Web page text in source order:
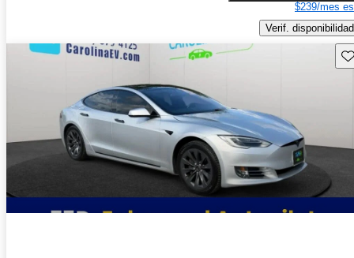
$239/mes
Verif. disponibilidad